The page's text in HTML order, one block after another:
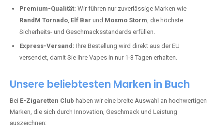
Premium-Qualität: Wir führen nur zuverlässige Marken wie
RandM Tornado, Elf Bar und Mosmo Storm, die höchste
Sicherheits- und Geschmacksstandards erfüllen.
Express-Versand: Ihre Bestellung wird direkt aus der EU
versendet, damit Sie Ihre Vapes in nur 1-3 Tagen erhalten.
Unsere beliebtesten Marken in Buch
Bei E-Zigaretten Club haben wir eine breite Auswahl an hochwertigen
Marken, die sich durch Innovation, Geschmack und Leistung
auszeichnen: